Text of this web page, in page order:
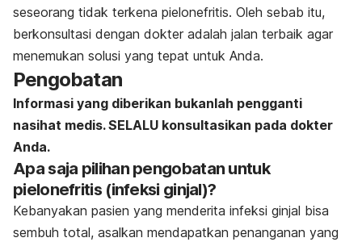
seseorang tidak terkena pielonefritis. Oleh sebab itu,
berkonsultasi dengan dokter adalah jalan terbaik agar
menemukan solusi yang tepat untuk Anda.
Pengobatan
Informasi yang diberikan bukanlah pengganti
nasihat medis. SELALU konsultasikan pada dokter
Anda.
Apa saja pilihan pengobatan untuk
pielonefritis (infeksi ginjal)?
Kebanyakan pasien yang menderita infeksi ginjal bisa
sembuh total, asalkan mendapatkan penanganan yang